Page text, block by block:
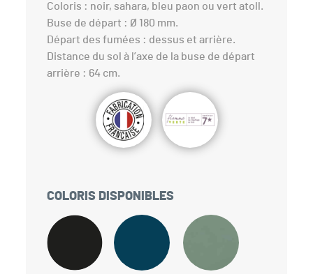
Coloris : noir, sahara, bleu paon ou vert atoll.
Buse de départ : Ø 180 mm.
Départ des fumées : dessus et arrière.
Distance du sol à l’axe de la buse de départ
arrière : 64 cm.
COLORIS DISPONIBLES